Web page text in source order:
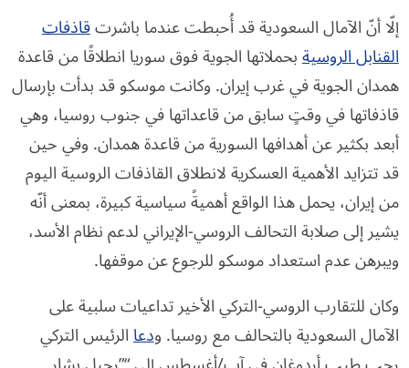
إلّا أنّ الآمال السعودية قد أُحبطت عندما باشرتقاذفات
القنابل الروسيةبحملاتها الجوية فوق سوريا انطلاقًا من قاعدة
همدان الجوية في غرب إيران. وكانت موسكو قد بدأت بإرسال
قاذفاتها في وقتٍ سابق من قاعداتها في جنوب روسيا، وهي
أبعد بكثير عن أهدافها السورية من قاعدة همدان. وفي حين
قد تتزايد الأهمية العسكرية لانطلاق القاذفات الروسية اليوم
من إيران، يحمل هذا الواقع أهميةً سياسية كبيرة، بمعنى أنّه
يشير إلى صلابة التحالف الروسي-الإيراني لدعم نظام الأسد،
ويبرهن عدم استعداد موسكو للرجوع عن موقفها.
وكان للتقارب الروسي-التركي الأخير تداعيات سلبية على
الآمال السعودية بالتحالف مع روسيا. ودعاالرئيس التركي